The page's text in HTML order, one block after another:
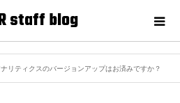
staff blog
リティクスのバージョンアップはお済みですか？